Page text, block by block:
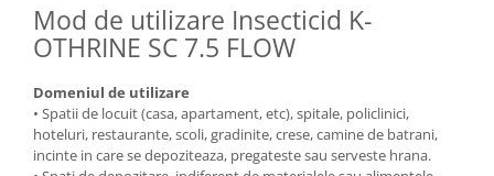
Mod de utilizare Insecticid K-
OTHRINE SC 7.5 FLOW
Domeniul de utilizare
• Spatii de locuit (casa, apartament, etc), spitale, policlinici,
hoteluri, restaurante, scoli, gradinite, crese, camine de batrani,
incinte in care se depoziteaza, pregateste sau serveste hrana.